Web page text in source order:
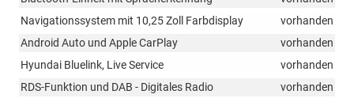
Navigationssystem mit 10,25 Zoll Farbdisplay
vorhanden
Android Auto und Apple CarPlay
vorhanden
Hyundai Bluelink, Live Service
vorhanden
RDS-Funktion und DAB - Digitales Radio
vorhanden